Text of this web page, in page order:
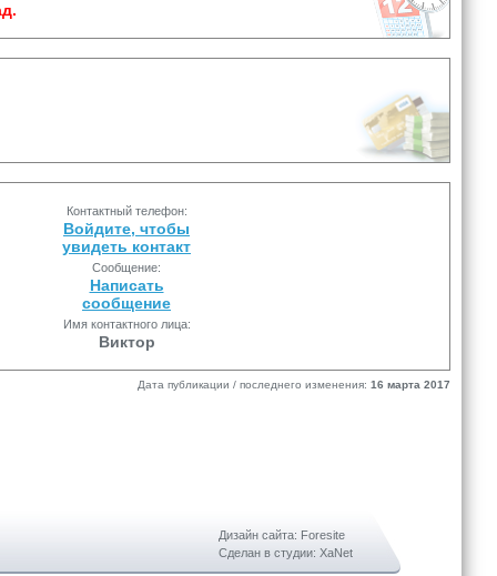
Контактный телефон:
Войдите, чтобы
увидеть контакт
Сообщение:
Написать
сообщение
Имя контактного лица:
Виктор
Дата публикации / последнего изменения: 16 марта 2017
Дизайн сайта: Foresite
Сделан в студии: XaNet